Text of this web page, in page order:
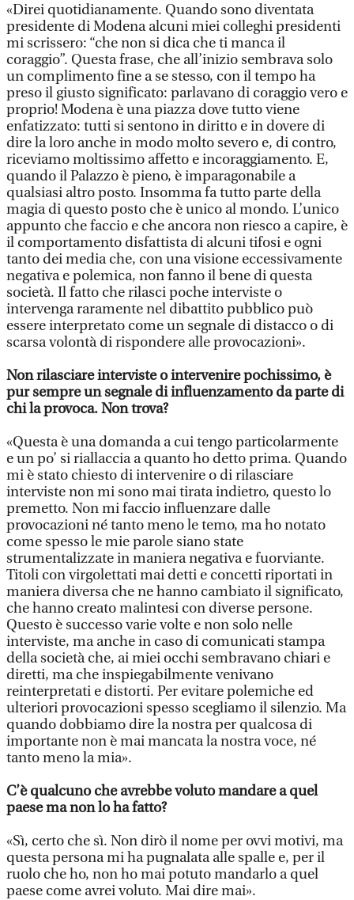
«Direi quotidianamente. Quando sono diventata
presidente di Modena alcuni miei colleghi presidenti
mi scrissero: “che non si dica che ti manca il
coraggio”. Questa frase, che all’inizio sembrava solo
un complimento fine a se stesso, con il tempo ha
preso il giusto significato: parlavano di coraggio vero e
proprio! Modena è una piazza dove tutto viene
enfatizzato: tutti si sentono in diritto e in dovere di
dire la loro anche in modo molto severo e, di contro,
riceviamo moltissimo affetto e incoraggiamento. E,
quando il Palazzo è pieno, è imparagonabile a
qualsiasi altro posto. Insomma fa tutto parte della
magia di questo posto che è unico al mondo. L’unico
appunto che faccio e che ancora non riesco a capire, è
il comportamento disfattista di alcuni tifosi e ogni
tanto dei media che, con una visione eccessivamente
negativa e polemica, non fanno il bene di questa
società. Il fatto che rilasci poche interviste o
intervenga raramente nel dibattito pubblico può
essere interpretato come un segnale di distacco o di
scarsa volontà di rispondere alle provocazioni».
Non rilasciare interviste o intervenire pochissimo, è
pur sempre un segnale di influenzamento da parte di
chi la provoca. Non trova?
«Questa è una domanda a cui tengo particolarmente
e un po’ si riallaccia a quanto ho detto prima. Quando
mi è stato chiesto di intervenire o di rilasciare
interviste non mi sono mai tirata indietro, questo lo
premetto. Non mi faccio influenzare dalle
provocazioni né tanto meno le temo, ma ho notato
come spesso le mie parole siano state
strumentalizzate in maniera negativa e fuorviante.
Titoli con virgolettati mai detti e concetti riportati in
maniera diversa che ne hanno cambiato il significato,
che hanno creato malintesi con diverse persone.
Questo è successo varie volte e non solo nelle
interviste, ma anche in caso di comunicati stampa
della società che, ai miei occhi sembravano chiari e
diretti, ma che inspiegabilmente venivano
reinterpretati e distorti. Per evitare polemiche ed
ulteriori provocazioni spesso scegliamo il silenzio. Ma
quando dobbiamo dire la nostra per qualcosa di
importante non è mai mancata la nostra voce, né
tanto meno la mia».
C’è qualcuno che avrebbe voluto mandare a quel
paese ma non lo ha fatto?
«Sì, certo che sì. Non dirò il nome per ovvi motivi, ma
questa persona mi ha pugnalata alle spalle e, per il
ruolo che ho, non ho mai potuto mandarlo a quel
paese come avrei voluto. Mai dire mai».